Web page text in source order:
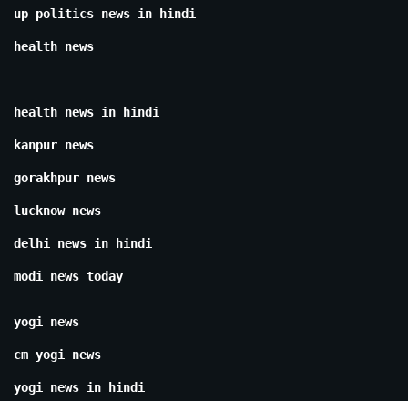
up politics news in hindi
health news
health news in hindi
kanpur news
gorakhpur news
lucknow news
delhi news in hindi
modi news today
yogi news
cm yogi news
yogi news in hindi